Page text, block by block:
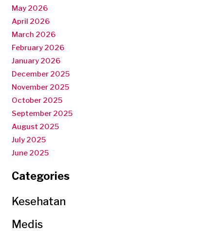
May 2026
April 2026
March 2026
February 2026
January 2026
December 2025
November 2025
October 2025
September 2025
August 2025
July 2025
June 2025
Categories
Kesehatan
Medis